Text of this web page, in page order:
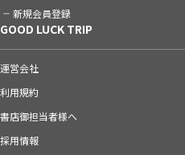
新規会員登録
GOOD LUCK TRIP
運営会社
利用規約
書店御担当者様へ
採用情報